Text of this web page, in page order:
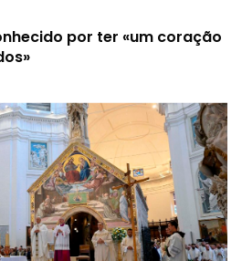
por ter «um coração